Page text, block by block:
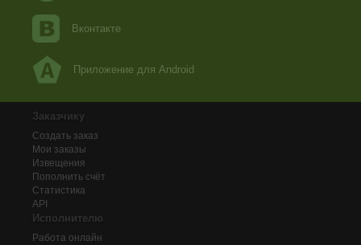
Вконтакте
Приложение для Android
Заказчику
Создать заказ
Мои заказы
Извещения
Пополнить счёт
Статистика
API
Исполнителю
Работа онлайн